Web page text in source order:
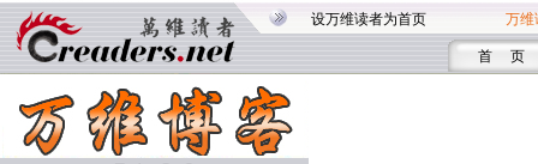
设万维读者为首页 万维
首 页